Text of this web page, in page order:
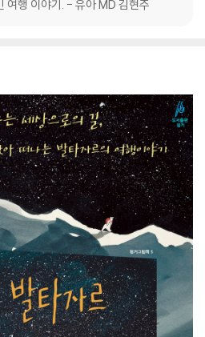
여행 이야기. - 유아 MD 김현주